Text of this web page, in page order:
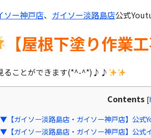
ソー神戸店、 ガイソー淡路島店公式
【屋根下塗り作業
ることができます(*^-^*)♪♪
Contents [
▼【ガイソー淡路島店・ガイソー神戸店】公式
▼【ガイソー淡路島店・ガイソー神戸店】公式